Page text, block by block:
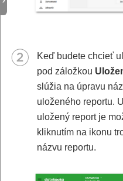
Keď budete chcieť
pod záložkou
slúžia na úpravu
uloženého reportu.
uložený report je
kliknutím na ikonu
názvu reportu.